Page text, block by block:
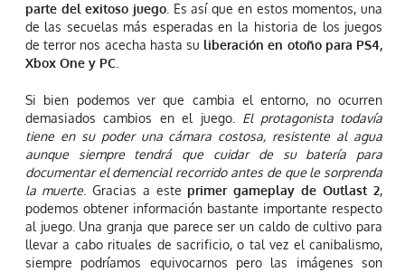
parte del exitoso juego . Es así que en estos momentos, una
de las secuelas más esperadas en la historia de los juegos
de terror nos acecha hasta su liberación en otoño para PS4,
Xbox One y PC.
Si bien podemos ver que cambia el entorno, no ocurren
demasiados cambios en el juego. El protagonista todavía
tiene en su poder una cámara costosa, resistente al agua
aunque siempre tendrá que cuidar de su batería para
documentar el demencial recorrido antes de que le sorprenda
la muerte. Gracias a este primer gameplay de Outlast 2,
podemos obtener información bastante importante respecto
al juego. Una granja que parece ser un caldo de cultivo para
llevar a cabo rituales de sacrificio, o tal vez el canibalismo,
siempre podríamos equivocarnos pero las imágenes son